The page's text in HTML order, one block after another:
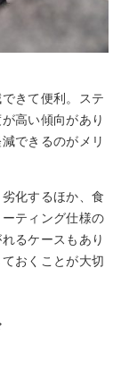
きて便利。ステ
高い傾向があり
できるのがメリ
化するほか、食
ティング仕様の
るケースもあり
おくことが大切